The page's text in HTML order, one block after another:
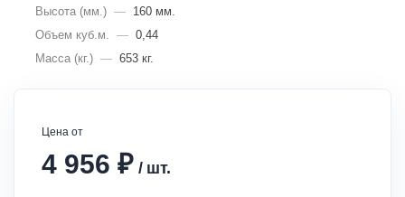
Высота (мм.) — 160 мм.
Объем куб.м. — 0,44
Масса (кг.) — 653 кг.
Цена от
4 956 ₽ / шт.